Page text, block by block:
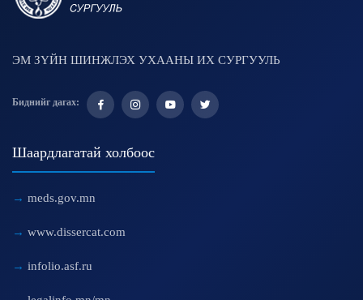
ЭМ ЗҮЙН ШИНЖЛЭХ УХААНЫ ИХ СУРГУУЛЬ
Биднийг дагах:
Шаардлагатай холбоос
meds.gov.mn
www.dissercat.com
infolio.asf.ru